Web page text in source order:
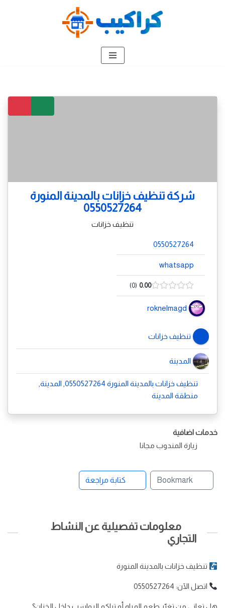
شركة تنظيف خزانات بالمدينة المنورة
0550527264
تنظيف خزانات
0550527264
whatsapp
0.00
0
roknelmagd
تنظيف خزانات
المدينة
تنظيف خزانات بالمدينة المنورة 0550527264, المدينة,
منطقة المدينة
خدمات اضافية
زيارة المندوب مجانا
Bookmark كتابة مراجعة
معلومات تفصيلية عن النشاط
التجاري
تنظيف خزانات بالمدينة المنورة
اتصل الآن: 0550527264